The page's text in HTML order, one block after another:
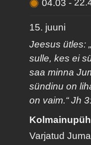
04.03-
15. juuni
Jeesus ütles:
sulle, kes ei
saa minna
sündinu on
on vaim.“ Jh
Varjatud Jumal